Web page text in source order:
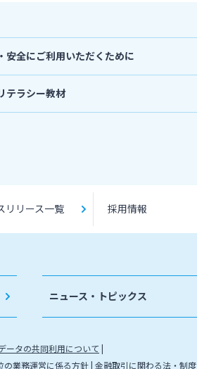
安全にご利用いただくために
テラシー教材
リリース一覧 採用情報
ニュース・トピックス
ータの共同利用について
の業務運営に係る方針 金融取引に関わる法・制度